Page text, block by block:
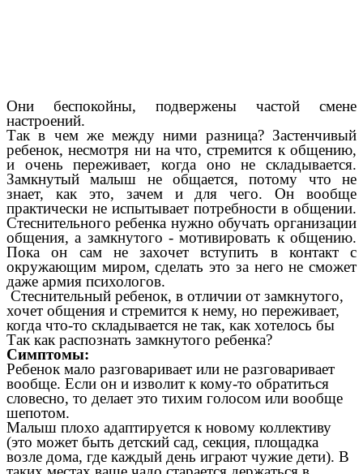
Они беспокойны, подвержены частой смене
настроений.
Так в чем же между ними разница? Застенчивый
ребенок, несмотря ни на что, стремится к общению,
и очень переживает, когда оно не складывается.
Замкнутый малыш не общается, потому что не
знает, как это, зачем и для чего. Он вообще
практически не испытывает потребности в общении.
Стеснительного ребенка нужно обучать организации
общения, а замкнутого - мотивировать к общению.
Пока он сам не захочет вступить в контакт с
окружающим миром, сделать это за него не сможет
даже армия психологов.
Cтеснительный ребенок, в отличии от замкнутого,
хочет общения и стремится к нему, но переживает,
когда что-то складывается не так, как хотелось бы
Так как распознать замкнутого ребенка?
Симптомы:
Ребенок мало разговаривает или не разговаривает
вообще. Если он и изволит к кому-то обратиться
словесно, то делает это тихим голосом или вообще
шепотом.
Малыш плохо адаптируется к новому коллективу
(это может быть детский сад, секция, площадка
возле дома, где каждый день играют чужие дети). В